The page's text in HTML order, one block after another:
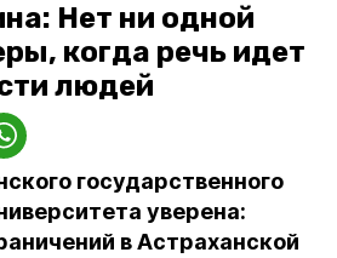
Нет ни одной
когда речь идет
людей
государственного
уверена:
в Астраханской